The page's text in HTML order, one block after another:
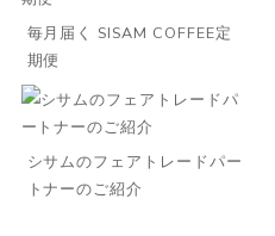
毎月届く SISAM COFFEE定
期便
シサムのフェアトレードパー
トナーのご紹介